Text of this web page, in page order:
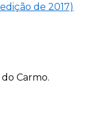
de 2017)
Carmo.